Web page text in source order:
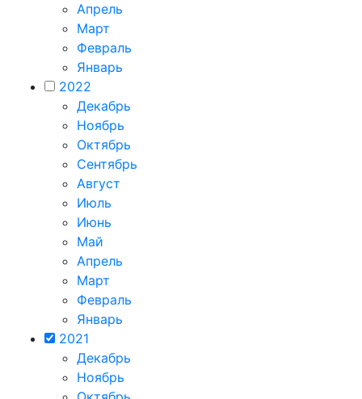
Апрель
Март
Февраль
Январь
2022
Декабрь
Ноябрь
Октябрь
Сентябрь
Август
Июль
Июнь
Май
Апрель
Март
Февраль
Январь
2021
Декабрь
Ноябрь